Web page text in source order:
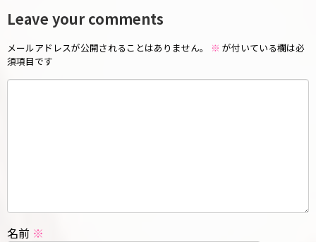
Leave your comments
メールアドレスが公開されることはありません。 ※ が付いている欄は必
須項目です
名前 ※